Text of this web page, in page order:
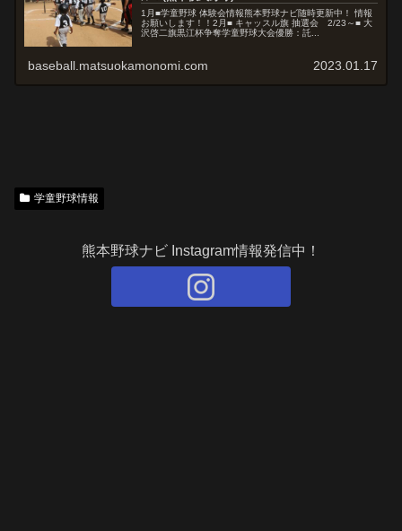
1月■学童野球 体験会情報熊本野球ナビ随時更新中！ 情報
お願いします！！2月■ キャッスル旗 抽選会 2/23～■ 大
沢啓二旗黒江杯争奪学童野球大会優勝：託...
baseball.matsuokamonomi.com 2023.01.17
学童野球情報
熊本野球ナビ Instagram情報発信中！